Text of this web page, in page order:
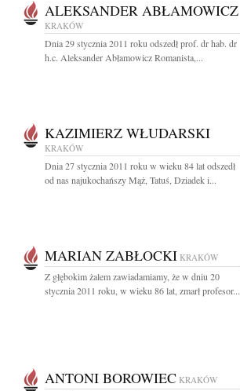
ALEKSANDER ABŁAMOWICZ
KRAKÓW
Dnia 29 stycznia 2011 roku odszedł prof. dr hab. dr
h.c. Aleksander Abłamowicz Romanista,...
KAZIMIERZ WŁUDARSKI
KRAKÓW
Dnia 27 stycznia 2011 roku w wieku 84 lat odszedł
od nas najukochańszy Mąż, Tatuś, Dziadek i...
MARIAN ZABŁOCKI KRAKÓW
Z głębokim żalem zawiadamiamy, że w dniu 20
stycznia 2011 roku, w wieku 86 lat, zmarł profesor...
ANTONI BOROWIEC KRAKÓW